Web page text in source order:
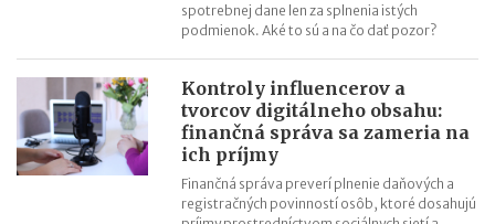
spotrebnej dane len za splnenia istých
podmienok. Aké to sú a na čo dať pozor?
Kontroly influencerov a
tvorcov digitálneho obsahu:
finančná správa sa zameria na
ich príjmy
Finančná správa preverí plnenie daňových a
registračných povinností osôb, ktoré dosahujú